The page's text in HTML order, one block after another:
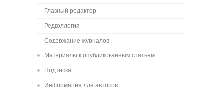
Главный редактор
Редколлегия
Содержание журналов
Материалы к опубликованным статьям
Подписка
Информация для авторов